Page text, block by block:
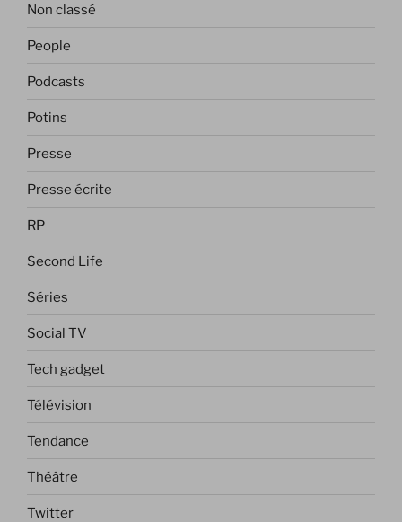
Non classé
People
Podcasts
Potins
Presse
Presse écrite
RP
Second Life
Séries
Social TV
Tech gadget
Télévision
Tendance
Théâtre
Twitter